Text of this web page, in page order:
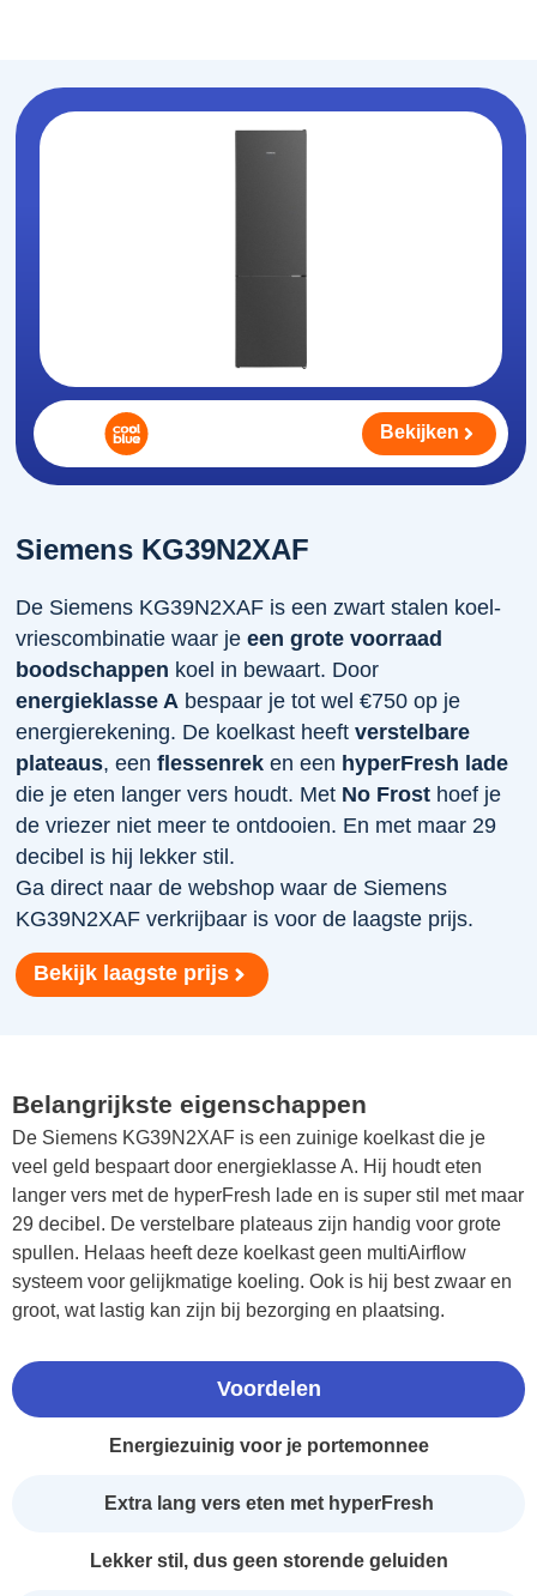
Siemens KG39N2XAF
De Siemens KG39N2XAF is een zwart stalen koel-
vriescombinatie waar jeeen grote voorraad
boodschappen koel in bewaart. Door
energieklasse A bespaar je tot wel €750 op je
energierekening. De koelkast heeftverstelbare
plateaus, eenflessenrek en een hyperFresh lade
die je eten langer vers houdt. Met No Frost hoef je
de vriezer niet meer te ontdooien. En met maar 29
decibel is hij lekker stil.
Ga direct naar de webshop waar de Siemens
KG39N2XAF verkrijbaar is voor de laagste prijs.
Bekijk laagste prijs
Bekijken
Belangrijkste eigenschappen
De Siemens KG39N2XAF is een zuinige koelkast die je
veel geld bespaart door energieklasse A. Hij houdt eten
langer vers met de hyperFresh lade en is super stil met maar
29 decibel. De verstelbare plateaus zijn handig voor grote
spullen. Helaas heeft deze koelkast geen multiAirflow
systeem voor gelijkmatige koeling. Ook is hij best zwaar en
groot, wat lastig kan zijn bij bezorging en plaatsing.
Voordelen
Energiezuinig voor je portemonnee
Extra lang vers eten met hyperFresh
Lekker stil, dus geen storende geluiden